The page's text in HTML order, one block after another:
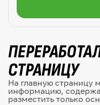
СТРАНИЦУ
На главную страницу
информацию,
разместить только